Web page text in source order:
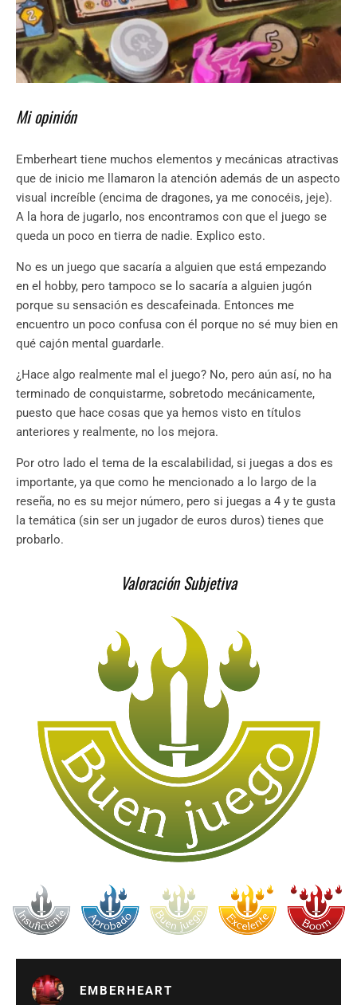
Mi opinión
Emberheart tiene muchos elementos y mecánicas atractivas
que de inicio me llamaron la atención además de un aspecto
visual increíble (encima de dragones, ya me conocéis, jeje).
A la hora de jugarlo, nos encontramos con que el juego se
queda un poco en tierra de nadie. Explico esto.
No es un juego que sacaría a alguien que está empezando
en el hobby, pero tampoco se lo sacaría a alguien jugón
porque su sensación es descafeinada. Entonces me
encuentro un poco confusa con él porque no sé muy bien en
qué cajón mental guardarle.
¿Hace algo realmente mal el juego? No, pero aún así, no ha
terminado de conquistarme, sobretodo mecánicamente,
puesto que hace cosas que ya hemos visto en títulos
anteriores y realmente, no los mejora.
Por otro lado el tema de la escalabilidad, si juegas a dos es
importante, ya que como he mencionado a lo largo de la
reseña, no es su mejor número, pero si juegas a 4 y te gusta
la temática (sin ser un jugador de euros duros) tienes que
probarlo.
Valoración Subjetiva
EMBERHEART